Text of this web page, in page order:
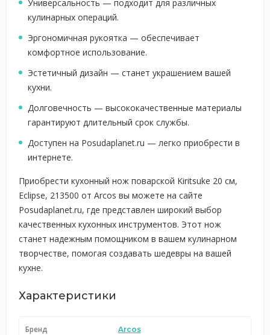
Универсальность — подходит для различных
кулинарных операций.
Эргономичная рукоятка — обеспечивает
комфортное использование.
Эстетичный дизайн — станет украшением вашей
кухни.
Долговечность — высококачественные материалы
гарантируют длительный срок службы.
Доступен на Posudaplanet.ru — легко приобрести в
интернете.
Приобрести кухонный нож поварской Kiritsuke 20 см,
Eclipse, 213500 от Arcos вы можете на сайте
Posudaplanet.ru, где представлен широкий выбор
качественных кухонных инструментов. Этот нож
станет надежным помощником в вашем кулинарном
творчестве, помогая создавать шедевры на вашей
кухне.
Характеристики
Бренд Arcos